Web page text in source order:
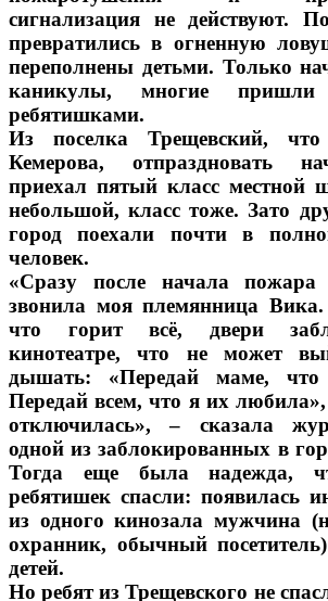
сигнализация не действуют.
превратились в огненную
переполнены детьми. Только
каникулы, многие пришли
ребятишками.
Из поселка Трещевский,
Кемерова, отпраздновать
приехал пятый класс местной
небольшой, класс тоже. Зато
город поехали почти в
человек.
«Сразу после начала пожара
звонила моя племянница
что горит всё, двери
кинотеатре, что не может
дышать: «Передай маме,
Передай всем, что я их любила»,
отключилась», – сказала
одной из заблокированных в
Тогда еще была надежда,
ребятишек спасли: появилась
из одного кинозала мужчина
охранник, обычный
детей.
Но ребят из Трещевского не